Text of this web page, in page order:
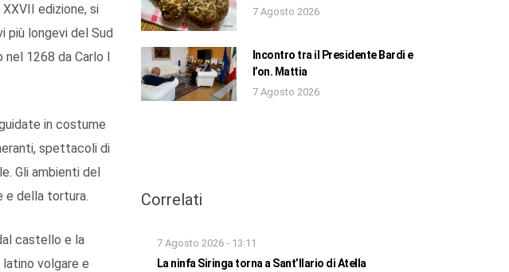
edizione, si
più longevi del Sud
nel 1268 da Carlo I
in costume
spettacoli di
Gli ambienti del
e della tortura.
castello e la
volgare e
7 Agosto 2026
Incontro tra il Presidente Bardi e
l’on. Mattia
7 Agosto 2026
Correlati
7 Agosto 2026 - 13:11
La ninfa Siringa torna a Sant’Ilario di Atella